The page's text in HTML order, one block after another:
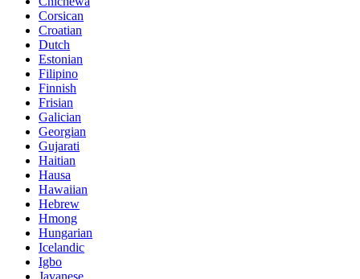
Corsican
Croatian
Dutch
Estonian
Filipino
Finnish
Frisian
Galician
Georgian
Gujarati
Haitian
Hausa
Hawaiian
Hebrew
Hmong
Hungarian
Icelandic
Igbo